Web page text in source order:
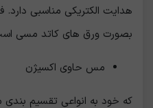
هدایت الکتریکی مناسبی
بصورت ورق های کاتد مسی
مس حاوی اکسیژن
که خود به انواعی تقسیم